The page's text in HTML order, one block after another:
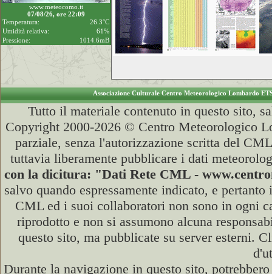
www.meteocomo.it
07/08/26, ore 22:09
Temperatura:
26.3°C
Umidità relativa:
61%
Pressione:
1014.6mB
Associazione Culturale Centro Meteorologico Lombardo
Tutto il materiale contenuto in questo sito,
Copyright 2000-2026 © Centro Meteorologico
parziale, senza l'autorizzazione scritta del
tuttavia liberamente pubblicare i dati
con la dicitura: "Dati Rete CML -
salvo quando espressamente indicato, e
CML ed i suoi collaboratori non sono in ogni
riprodotto e non si assumono alcuna
questo sito, ma pubblicate su server esterni.
Durante la navigazione in questo sito,